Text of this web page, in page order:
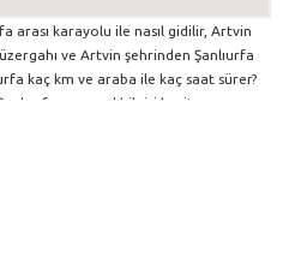
arası karayolu ile nasıl gidilir, Artvin
ve Artvin şehrinden Şanlıurfa
kaç km ve araba ile kaç saat sürer?
arası yol bilgisi haritasını